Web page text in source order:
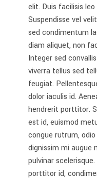
elit. Duis facilisis
Suspendisse vel
sed condimentum
diam aliquet, non
Integer sed
viverra tellus sed
feugiat.
dolor iaculis id.
hendrerit porttitor.
est id, euismod
congue rutrum,
dignissim mi augue
pulvinar
porttitor id,